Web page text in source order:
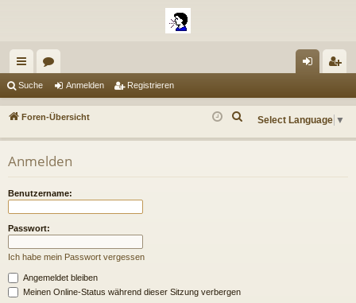
ch
ne
ug
en m ist
Suche Anmelden Registrieren
Foren-Übersicht Select Language ▼
Anmelden
Benutzername:
Passwort:
Ich habe mein Passwort vergessen
Angemeldet bleiben
Meinen Online-Status während dieser Sitzung verbergen